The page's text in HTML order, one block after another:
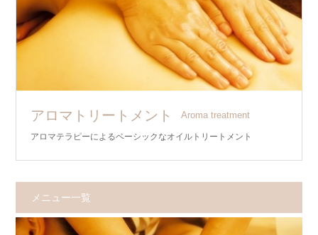
アロマトリートメント Aroma treatment
アロマテラピーによるベーシックなオイルトリートメント
メニュー一覧